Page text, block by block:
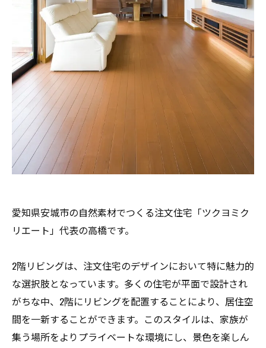
愛知県安城市の自然素材でつくる注文住宅「ツクヨミク
リエート」代表の高橋です。
2階リビングは、注文住宅のデザインにおいて特に魅力的
な選択肢となっています。多くの住宅が平面で設計され
がちな中、2階にリビングを配置することにより、居住空
間を一新することができます。このスタイルは、家族が
集う場所をよりプライベートな環境にし、景色を楽しん